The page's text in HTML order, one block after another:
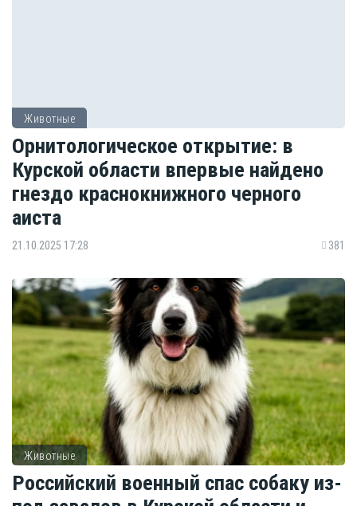
Животные
Орнитологическое открытие: в
Курской области впервые найдено
гнездо краснокнижного черного
аиста
21.10.2025 17:28 381
Животные
Российский военный спас собаку из-